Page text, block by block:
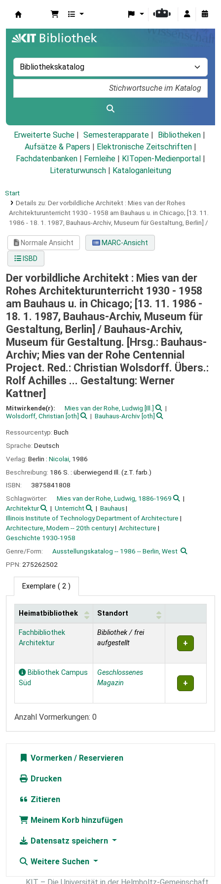
Erweiterte Suche Semesterapparate
Bibliotheken
Aufsätze & Papers
Elektronische Zeitschriften
Fachdatenbanken
Fernleihe KITopen-Medienportal
Literaturwunsch
Kataloganleitung
Start
Details zu: Der vorbildliche Architekt : Mies van der Rohes
Architekturunterricht 1930 - 1958 am Bauhaus u. in Chicago; [13. 11.
1986 - 18. 1. 1987, Bauhaus-Archiv, Museum für Gestaltung, Berlin] /
Normale Ansicht
MARC-Ansicht
ISBD
Der vorbildliche Architekt : Mies van der
Rohes Architekturunterricht 1930 - 1958
am Bauhaus u. in Chicago; [13. 11. 1986 -
18. 1. 1987, Bauhaus-Archiv, Museum für
Gestaltung, Berlin] / Bauhaus-Archiv,
Museum für Gestaltung. [Hrsg.: Bauhaus-
Archiv; Mies van der Rohe Centennial
Project. Red.: Christian Wolsdorff. Übers.:
Rolf Achilles ... Gestaltung: Werner
Kattner]
Mitwirkende(r): Mies van der Rohe, Ludwig [Ill.]
Wolsdorff, Christian [oth] Bauhaus-Archiv[oth]
Ressourcentyp: Buch
Sprache: Deutsch
Verlag: Berlin : Nicolai, 1986
Beschreibung: 186 S. : überwiegend Ill. (z.T. farb.)
ISBN:
3875841808
Schlagwörter:
Mies van der Rohe, Ludwig, 1886-1969
Architektur
Unterricht
Bauhaus
Illinois Institute of Technology Department of Architecture
Architecture, Modern -- 20th century
Architecture
Geschichte 1930-1958
Genre/Form:
Ausstellungskatalog -- 1986 -- Berlin, West
PPN: 275262502
Exemplare ( 2 )
Exemplare
Heimatbibliothek Standort
Fachbibliothek
Architektur
Bibliothek / frei
aufgestellt
Bibliothek Campus
Süd
Geschlossenes
Magazin
Anzahl Vormerkungen: 0
Vormerken
Drucken
Zitieren
Meinem Korb hinzufügen
Datensatz speichern
Weitere Suchen
KIT – Die Universität in der Helmholtz-Gemeinschaft